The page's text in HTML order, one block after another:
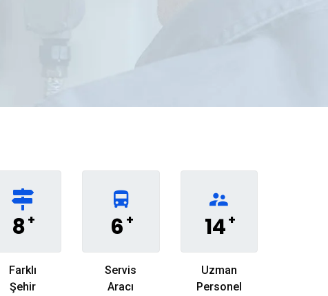
8 +
Farklı
Şehir
6 +
Servis
Aracı
14 +
Uzman
Personel